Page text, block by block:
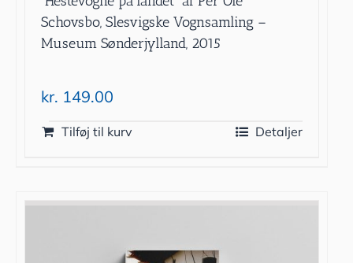
Schovsbo, Slesvigske Vognsamling –
Museum Sønderjylland, 2015
kr. 149.00
Tilføj til kurv Detaljer